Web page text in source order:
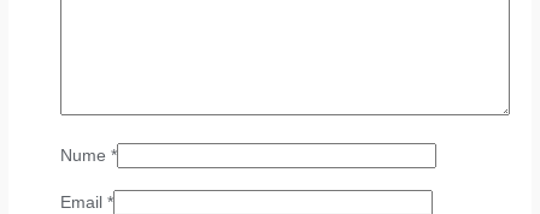
Nume*
Email*